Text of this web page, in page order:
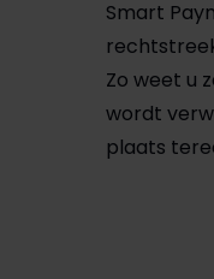
Smart
Zo weet u
wordt
plaats